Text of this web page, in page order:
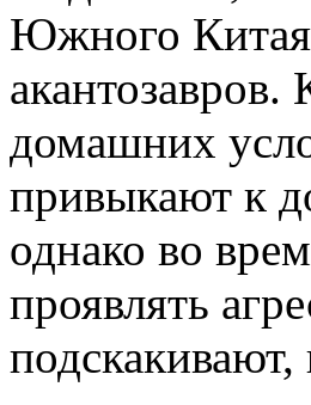
Южного
домашних
привыкают к
однако во
проявлять